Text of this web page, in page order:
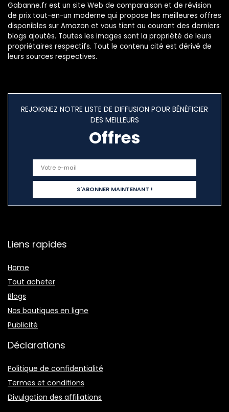
Gabanne.fr est un site Web de comparaison et de révision
de prix tout-en-un moderne qui propose les meilleures offres
disponibles sur Amazon et vous tient au courant des derniers
blogs ajoutés. Toutes les images sont la propriété de leurs
propriétaires respectifs. Tout le contenu cité est dérivé de
leurs sources respectives.
REJOIGNEZ NOTRE LISTE DE DIFFUSION POUR BÉNÉFICIER
DES MEILLEURS
Offres
Liens rapides
Home
Tout acheter
Blogs
Nos boutiques en ligne
Publicité
Déclarations
Politique de confidentialité
Termes et conditions
Divulgation des affiliations